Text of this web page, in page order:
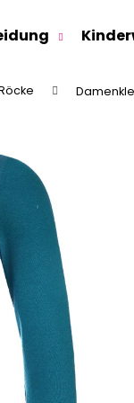
Was
Wir
SWEATHOSE - DENIM